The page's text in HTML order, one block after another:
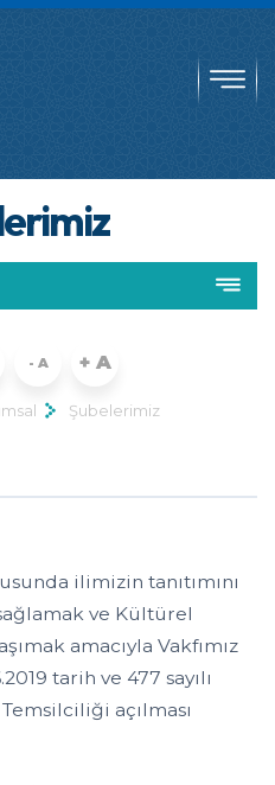
- A + A
Şubelerimiz
ilimizin tanıtımını
ve Kültürel
amacıyla Vakfımız
tarih ve 477 sayılı
açılması